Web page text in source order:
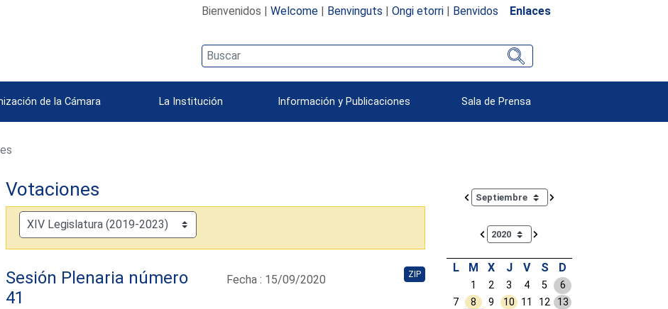
Bienvenidos | Welcome| Benvinguts | Ongi etorri| Benvidos Enlaces
de la Cámara La Institución Información y Publicaciones Sala de Prensa
Votaciones
Sesión Plenaria número
41
Fecha : 15/09/2020 ZIP
Calendar io de actividades. Doce Legislatura
L M X J V S D
1 2 3 4 5
6
7
8 9 10 11 12
13